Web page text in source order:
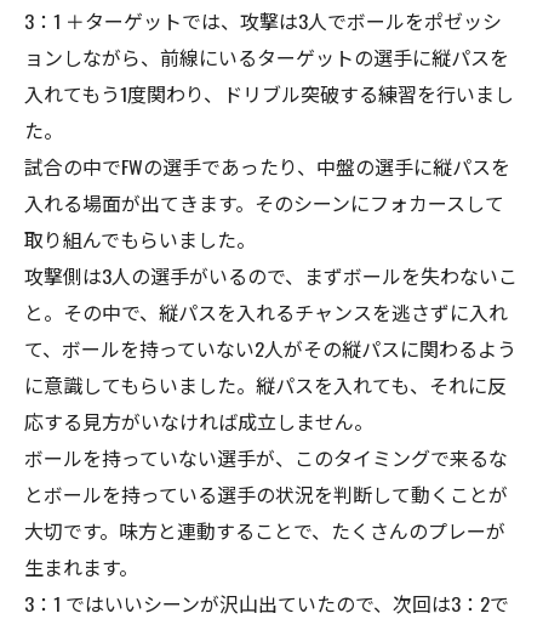
3：1 ＋ターゲットでは、攻撃は3人でボールをポゼッシ
ョンしながら、前線にいるターゲットの選手に縦パスを
入れてもう1度関わり、ドリブル突破する練習を行いまし
た。
試合の中でFWの選手であったり、中盤の選手に縦パスを
入れる場面が出てきます。そのシーンにフォカースして
取り組んでもらいました。
攻撃側は3人の選手がいるので、まずボールを失わないこ
と。その中で、縦パスを入れるチャンスを逃さずに入れ
て、ボールを持っていない2人がその縦パスに関わるよう
に意識してもらいました。縦パスを入れても、それに反
応する見方がいなければ成立しません。
ボールを持っていない選手が、このタイミングで来るな
とボールを持っている選手の状況を判断して動くことが
大切です。味方と連動することで、たくさんのプレーが
生まれます。
3：1 ではいいシーンが沢山出ていたので、次回は3：2で